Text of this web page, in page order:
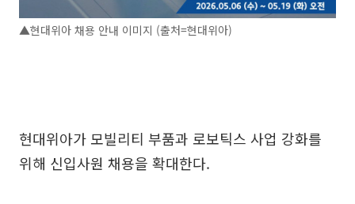
▲현대위아 채용 안내 이미지 (출처=현대위아)
현대위아가 모빌리티 부품과 로보틱스 사업 강화를
위해 신입사원 채용을 확대한다.